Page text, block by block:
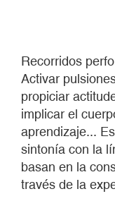
Recorridos
Activar
propiciar
implicar el
aprendizaje...
sintonía con la
basan en la
través de la